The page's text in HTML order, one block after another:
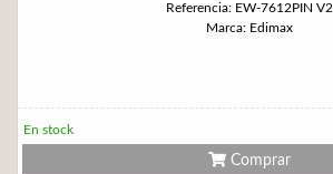
Referencia: EW-7612PIN V2
Marca: Edimax
En stock
Comprar